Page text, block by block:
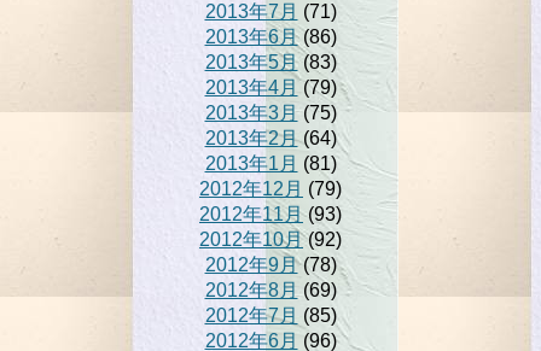
2013年7月 (71)
2013年6月(86)
2013年5月(83)
2013年4月 (79)
2013年3月(75)
2013年2月(64)
2013年1月 (81)
2012年12月 (79)
2012年11月(93)
2012年10月(92)
2012年9月(78)
2012年8月(69)
2012年7月 (85)
2012年6月 (96)